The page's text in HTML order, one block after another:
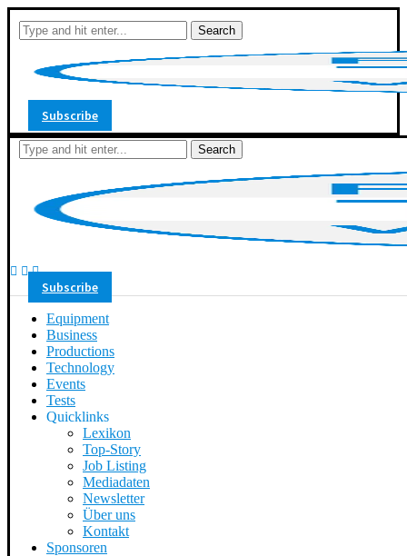
Search
Subscribe
Search
Subscribe
Equipment
Business
Productions
Technology
Events
Tests
Quicklinks
Lexikon
Top-Story
Job Listing
Mediadaten
Newsletter
Über uns
Kontakt
Sponsoren